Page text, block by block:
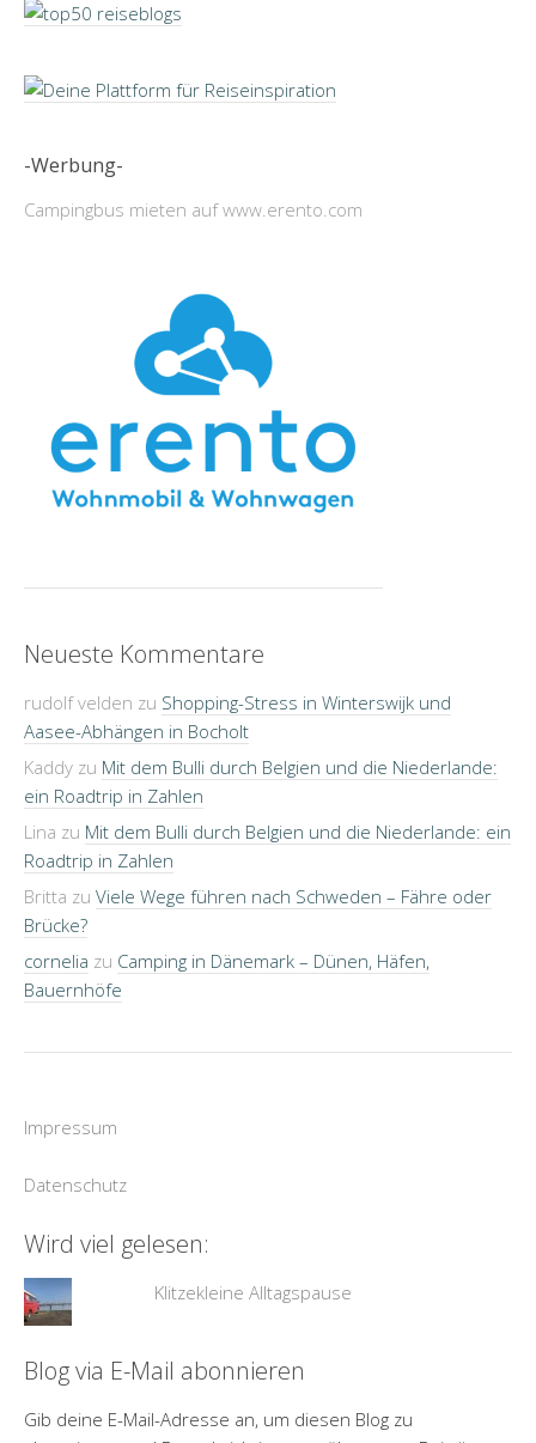
-Werbung-
Campingbus mieten auf www.erento.com
Neueste Kommentare
rudolf velden zu Shopping-Stress in Winterswijk und
Aasee-Abhängen in Bocholt
Kaddy zu Mit dem Bulli durch Belgien und die Niederlande:
ein Roadtrip in Zahlen
Lina zu Mit dem Bulli durch Belgien und die Niederlande: ein
Roadtrip in Zahlen
Britta zu Viele Wege führen nach Schweden – Fähre oder
Brücke?
cornelia zu Camping in Dänemark – Dünen, Häfen,
Bauernhöfe
Impressum
Datenschutz
Wird viel gelesen:
Klitzekleine Alltagspause
Blog via E-Mail abonnieren
Gib deine E-Mail-Adresse an, um diesen Blog zu